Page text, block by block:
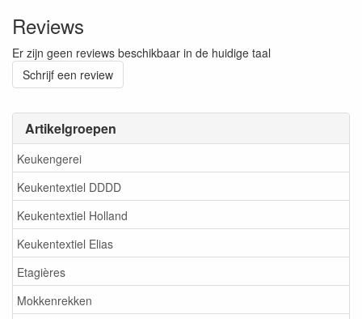
Artikelgroepen
Keukengerei
Keukentextiel DDDD
Keukentextiel Holland
Keukentextiel Elias
Etagières
Mokkenrekken
Reviews
Er zijn geen reviews beschikbaar in de huidige taal
Schrijf een review